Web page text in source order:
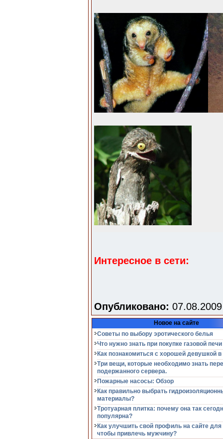
Интересное в сети:
Опубликовано:
Новое на сайте
Советы по выбору эротического белья
Что нужно знать при покупке газовой печи
Как познакомиться с хорошей девушкой в
Три вещи, которые необходимо знать
подержанного сервера.
Пожарные насосы: Обзор
Как правильно выбрать
материалы?
Тротуарная плитка: почему она так
популярна?
Как улучшить свой профиль на сайте для
чтобы привлечь мужчину?